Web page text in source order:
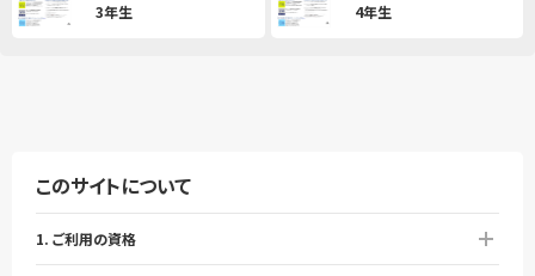
3年生 4年生
このサイトについて
1. ご利用の資格